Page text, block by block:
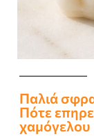
Παλιά
Πότε
χαμόγελου